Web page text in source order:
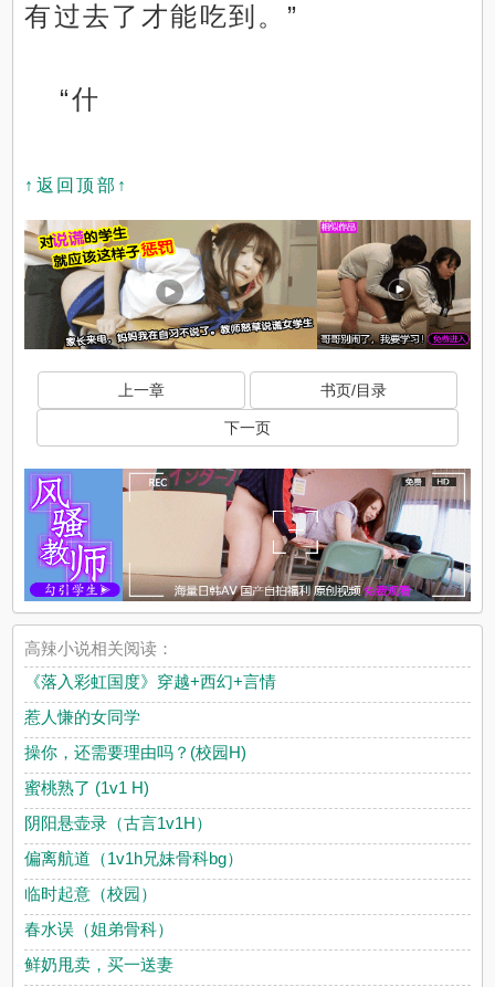
有过去了才能吃到。”
“什
↑返回顶部↑
上一章 书页/目录
下一页
高辣小说相关阅读：
《落入彩虹国度》穿越+西幻+言情
惹人慊的女同学
操你，还需要理由吗？(校园H)
蜜桃熟了 (1v1 H)
阴阳悬壶录（古言1v1H）
偏离航道（1v1h兄妹骨科bg）
临时起意（校园）
春水误（姐弟骨科）
鲜奶甩卖，买一送妻